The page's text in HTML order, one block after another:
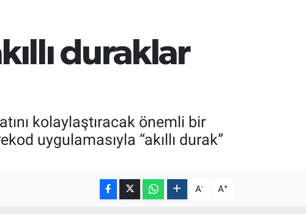
duraklar
kolaylaştıracak önemli bir
uygulamasıyla “akıllı durak”
A- A+